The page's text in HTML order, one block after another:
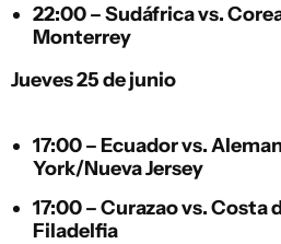
22:00 –Sudáfricavs.
Monterrey
Jueves 25 de junio
17:00 – Ecuadorvs.
York/Nueva Jersey
17:00 –Curazaovs.Costa
Filadelfia